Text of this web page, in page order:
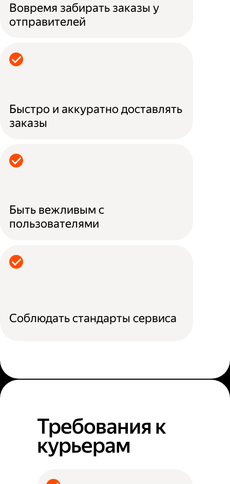
Вовремя забирать заказы у
отправителей
Быстро и аккуратно доставлять
заказы
Быть вежливым с
пользователями
Соблюдать стандарты сервиса
Требования к
курьерам